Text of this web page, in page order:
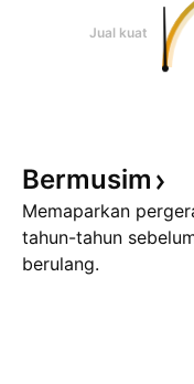
Jual kuat
Bermusim
Memaparkan
tahun-tahun
berulang.